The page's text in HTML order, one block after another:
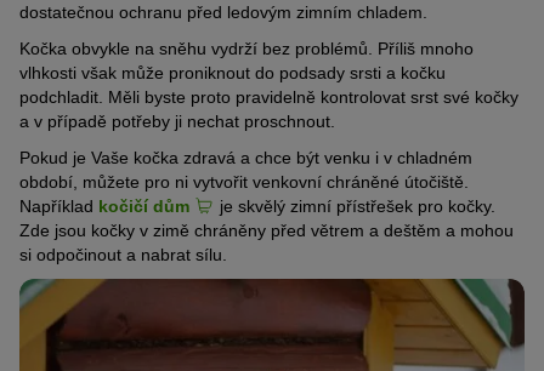
dostatečnou ochranu před ledovým zimním chladem.
Kočka obvykle na sněhu vydrží bez problémů. Příliš mnoho
vlhkosti však může proniknout do podsady srsti a kočku
podchladit. Měli byste proto pravidelně kontrolovat srst své kočky
a v případě potřeby ji nechat proschnout.
Pokud je Vaše kočka zdravá a chce být venku i v chladném
období, můžete pro ni vytvořit venkovní chráněné útočiště.
Například kočičí dům
je skvělý zimní přístřešek pro kočky.
Zde jsou kočky v zimě chráněny před větrem a deštěm a mohou
si odpočinout a nabrat sílu.